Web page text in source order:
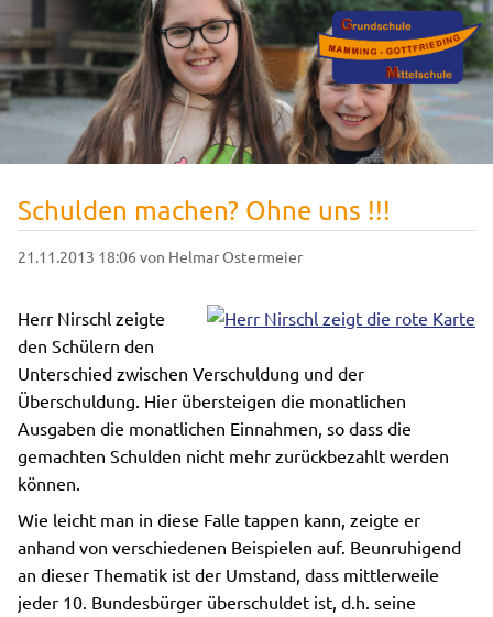
Schulden machen? Ohne uns !!!
21.11.2013 18:06 von Helmar Ostermeier
Herr Nirschl zeigte
den Schülern den
Unterschied zwischen Verschuldung und der
Überschuldung. Hier übersteigen die monatlichen
Ausgaben die monatlichen Einnahmen, so dass die
gemachten Schulden nicht mehr zurückbezahlt werden
können.
Wie leicht man in diese Falle tappen kann, zeigte er
anhand von verschiedenen Beispielen auf. Beunruhigend
an dieser Thematik ist der Umstand, dass mittlerweile
jeder 10. Bundesbürger überschuldet ist, d.h. seine